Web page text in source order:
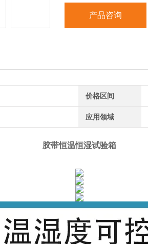
产品咨询
价格区间
应用领域
胶带恒温恒湿试验箱